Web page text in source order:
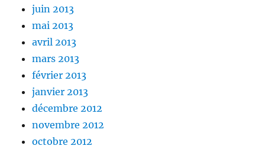
juin 2013
mai 2013
avril 2013
mars 2013
février 2013
janvier 2013
décembre 2012
novembre 2012
octobre 2012